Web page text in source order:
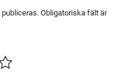
Obligatoriska fält är